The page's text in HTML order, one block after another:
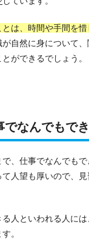
は、時間や手間を
自然に身について
ができるでしょう。
でなんでもで
、仕事でなんでもで
人望も厚いので、
人といわれる人に
。